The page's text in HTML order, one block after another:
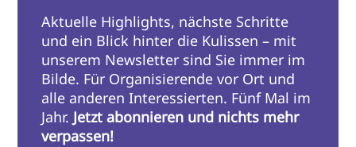
Aktuelle Highlights, nächste Schritte
und ein Blick hinter die Kulissen – mit
unserem Newsletter sind Sie immer im
Bilde. Für Organisierende vor Ort und
alle anderen Interessierten. Fünf Mal im
Jahr. Jetzt abonnieren und nichts mehr
verpassen!